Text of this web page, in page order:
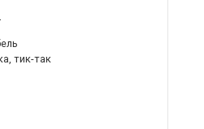
тик-так